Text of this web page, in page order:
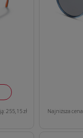
255,15 zł Najniższa